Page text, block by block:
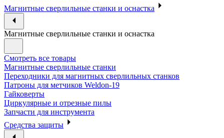
Магнитные сверлильные станки и оснастка
Магнитные сверлильные станки и оснастка
Смотреть все товары
Магнитные сверлильные станки
Переходники для магнитных сверлильных станков
Патроны для метчиков Weldon-19
Гайковерты
Циркулярные и отрезные пилы
Запчасти для инструмента
Средства защиты